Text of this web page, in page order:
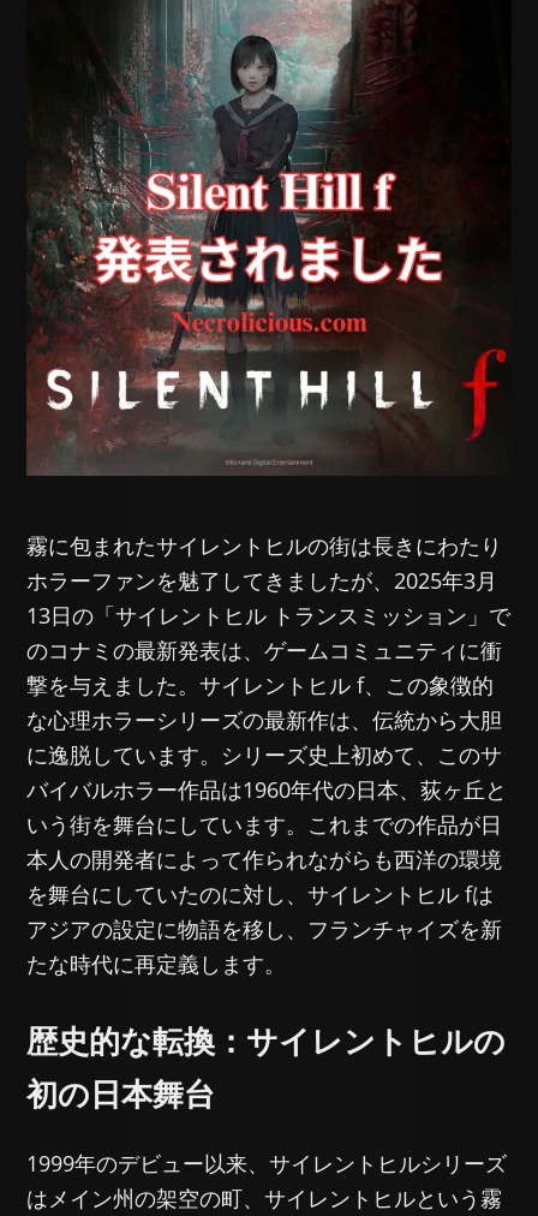
霧に包まれたサイレントヒルの街は長きにわたり
ホラーファンを魅了してきましたが、2025年3月
13日の「サイレントヒル トランスミッション」で
のコナミの最新発表は、ゲームコミュニティに衝
撃を与えました。サイレントヒル f、この象徴的
な心理ホラーシリーズの最新作は、伝統から大胆
に逸脱しています。シリーズ史上初めて、このサ
バイバルホラー作品は1960年代の日本、荻ヶ丘と
いう街を舞台にしています。これまでの作品が日
本人の開発者によって作られながらも西洋の環境
を舞台にしていたのに対し、サイレントヒル fは
アジアの設定に物語を移し、フランチャイズを新
たな時代に再定義します。
歴史的な転換：サイレントヒルの
初の日本舞台
1999年のデビュー以来、サイレントヒルシリーズ
はメイン州の架空の町、サイレントヒルという霧